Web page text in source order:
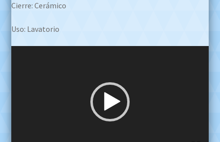
Cierre: Cerámico
Uso: Lavatorio